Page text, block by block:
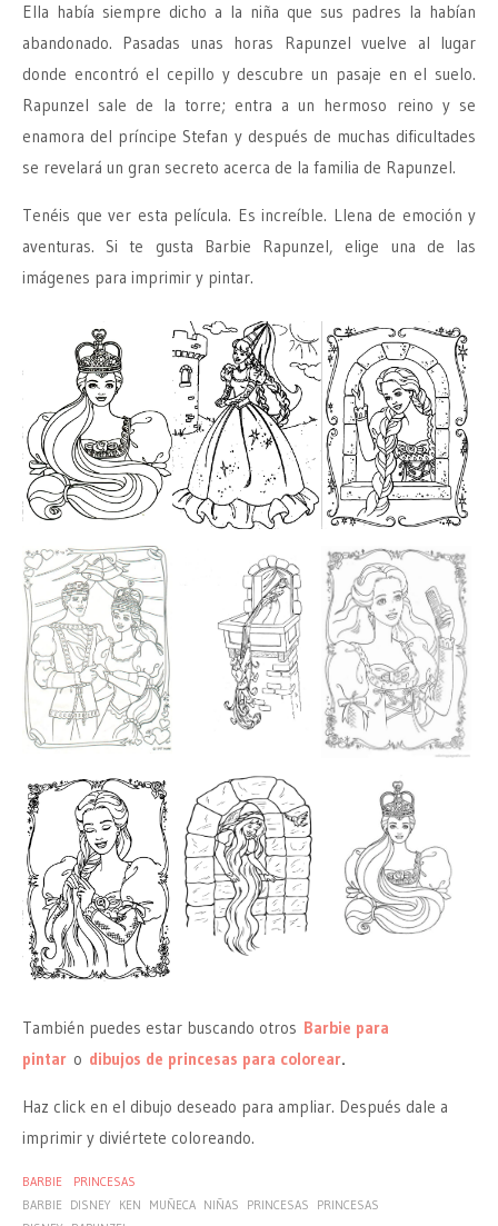
Ella había siempre dicho a la niña que sus padres la habían
abandonado. Pasadas unas horas Rapunzel vuelve al lugar
donde encontró el cepillo y descubre un pasaje en el suelo.
Rapunzel sale de la torre; entra a un hermoso reino y se
enamora del príncipe Stefan y después de muchas dificultades
se revelará un gran secreto acerca de la familia de Rapunzel.
Tenéis que ver esta película. Es increíble. Llena de emoción y
aventuras. Si te gusta Barbie Rapunzel, elige una de las
imágenes para imprimir y pintar.
También puedes estar buscando otros Barbie para
pintar o dibujos de princesas para colorear.
Haz click en el dibujo deseado para ampliar. Después dale a
imprimir y diviértete coloreando.
BARBIE
PRINCESAS
BARBIE
DISNEY KEN MUÑECA NIÑAS PRINCESAS
PRINCESAS